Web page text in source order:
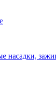
насадки,